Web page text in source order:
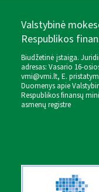
Valstybinė
Respublikos
Biudžetinė įstaiga.
adresas: Vasario 16-
vmi@vmi.lt, E.
Duomenys apie
Respublikos finansų
asmenų registre